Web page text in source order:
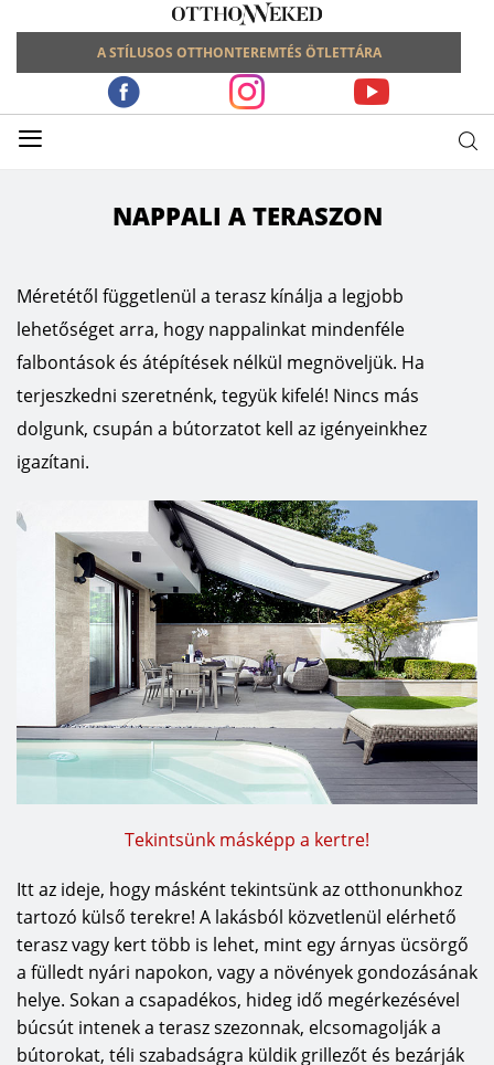
A STÍLUSOS OTTHONTEREMTÉS ÖTLETTÁRA
≡
NAPPALI A TERASZON
Méretétől függetlenül a terasz kínálja a legjobb
lehetőséget arra, hogy nappalinkat mindenféle
falbontások és átépítések nélkül megnöveljük. Ha
terjeszkedni szeretnénk, tegyük kifelé! Nincs más
dolgunk, csupán a bútorzatot kell az igényeinkhez
igazítani.
Tekintsünk másképp a kertre!
Itt az ideje, hogy másként tekintsünk az otthonunkhoz
tartozó külső terekre! A lakásból közvetlenül elérhető
terasz vagy kert több is lehet, mint egy árnyas ücsörgő
a fülledt nyári napokon, vagy a növények gondozásának
helye. Sokan a csapadékos, hideg idő megérkezésével
búcsút intenek a terasz szezonnak, elcsomagolják a
bútorokat, téli szabadságra küldik grillezőt és bezárják